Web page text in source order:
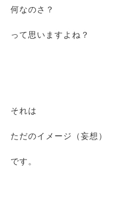
何なのさ？
って思いますよね？
それは
ただのイメージ（妄想）
です。